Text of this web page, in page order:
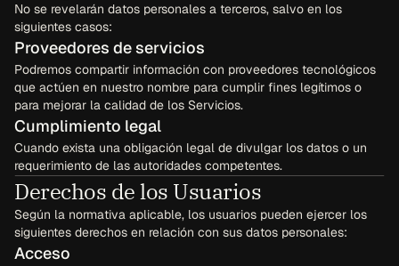
No se revelarán datos personales a terceros, salvo en los
siguientes casos:
Proveedores de servicios
Podremos compartir información con proveedores tecnológicos
que actúen en nuestro nombre para cumplir fines legítimos o
para mejorar la calidad de los Servicios.
Cumplimiento legal
Cuando exista una obligación legal de divulgar los datos o un
requerimiento de las autoridades competentes.
Derechos de los Usuarios
Según la normativa aplicable, los usuarios pueden ejercer los
siguientes derechos en relación con sus datos personales:
Acceso